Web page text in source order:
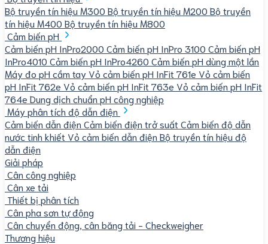
Bộ truyền tín hiệu M300 Bộ truyền tín hiệu M200 Bộ truyền
tín hiệu M400 Bộ truyền tín hiệu M800
Cảm biến pH
Cảm biến pH InPro2000 Cảm biến pH InPro 3100 Cảm biến pH
InPro4010 Cảm biến pH InPro4260 Cảm biến pH dùng một lần
Máy đo pH cầm tay Vỏ cảm biến pH InFit 761e Vỏ cảm biến
pH InFit 762e Vỏ cảm biến pH InFit 763e Vỏ cảm biến pH InFit
764e Dung dịch chuẩn pH công nghiệp
Máy phân tích độ dẫn điện
Cảm biến dẫn điện Cảm biến điện trở suất Cảm biến độ dẫn
nước tinh khiết Vỏ cảm biến dẫn điện Bộ truyền tín hiệu độ
dẫn điện
Giải pháp
Cân công nghiệp
Cân xe tải
Thiết bị phân tích
Cân pha sơn tự động
Cân chuyển động, cân băng tải - Checkweigher
Thương hiệu